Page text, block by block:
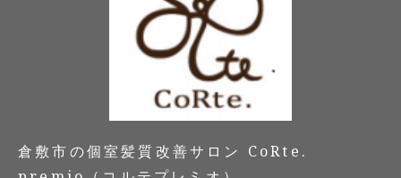
倉敷市の個室髪質改善サロン CoRte.